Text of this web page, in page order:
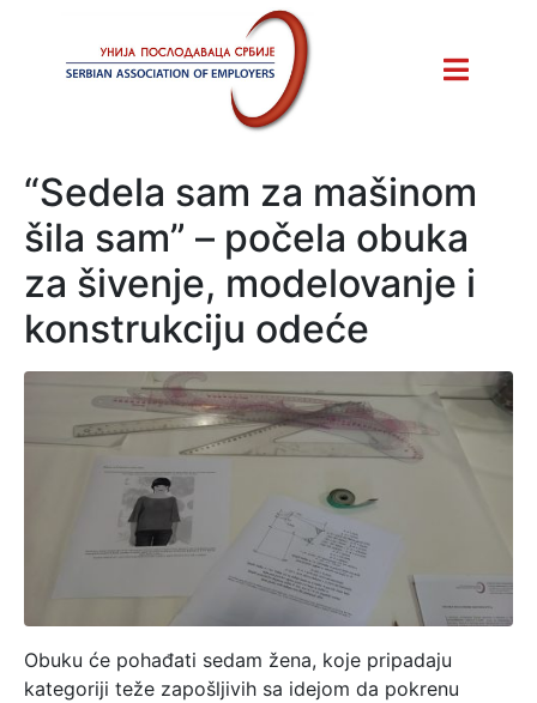
“Sedela sam za mašinom
šila sam” – počela obuka
za šivenje, modelovanje i
konstrukciju odeće
Obuku će pohađati sedam žena, koje pripadaju
kategoriji teže zapošljivih sa idejom da pokrenu